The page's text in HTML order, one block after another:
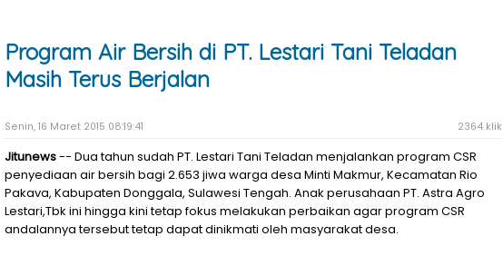
Program Air Bersih di PT. Lestari Tani Teladan
Masih Terus Berjalan
Senin, 16 Maret 2015 08:19:41 2364 klik
Jitunews-- Dua tahun sudah PT. Lestari Tani Teladan menjalankan program CSR
penyediaan air bersih bagi 2.653 jiwa warga desa Minti Makmur, Kecamatan Rio
Pakava, Kabupaten Donggala, Sulawesi Tengah. Anak perusahaan PT. Astra Agro
Lestari,Tbk ini hingga kini tetap fokus melakukan perbaikan agar program CSR
andalannya tersebut tetap dapat dinikmati oleh masyarakat desa.